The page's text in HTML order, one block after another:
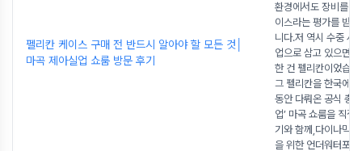
펠리칸 케이스 구매 전 반드시 알아야 할 모든 것│
마곡 제아실업 쇼룸 방문 후기
환경에서도 장비를
이스라는 평가를 받
니다.저 역시 수중 사
업으로 삼고 있으면
한 건 펠리칸이었습
그 펠리칸을 한국에
동안 다뤄온 공식 총
업’ 마곡 쇼룸을 직접
기와 함께,다이나믹
을 위한 언더워터포